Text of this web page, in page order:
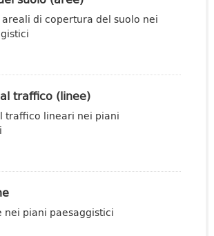
di copertura del suolo nei
traffico (linee)
traffico lineari nei piani
nei piani paesaggistici